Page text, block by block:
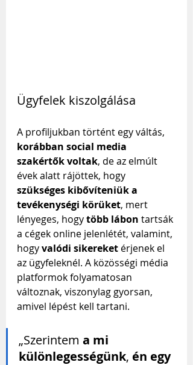
Ügyfelek kiszolgálása
A profiljukban történt egy váltás,
korábban social media
szakértők voltak, de az elmúlt
évek alatt rájöttek, hogy
szükséges kibővíteniük a
tevékenységi körüket, mert
lényeges, hogy több lábon tartsák
a cégek online jelenlétét, valamint,
hogy valódi sikereket érjenek el
az ügyfeleknél. A közösségi média
platformok folyamatosan
változnak, viszonylag gyorsan,
amivel lépést kell tartani.
„Szerintem a mi
különlegességünk, én egy